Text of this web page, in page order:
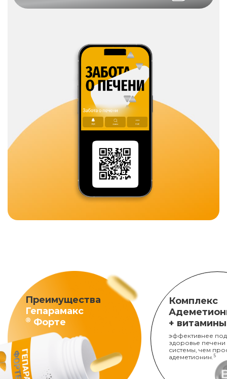
Преимущества
Гепарамакс
® Форте
Комплекс
+
эффективнее
здоровье печени
системы, чем
адеметионин. 5